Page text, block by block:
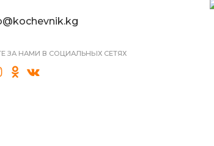
ЗА НАМИ В СОЦИАЛЬНЫХ СЕТЯХ